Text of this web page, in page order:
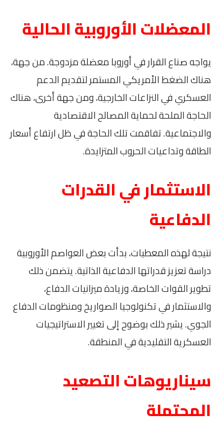
المعضلات الأوروبية الحالية
يواجه صناع القرار في أوروبا معضلة مزدوجة. من جهة،
هناك الضغط الأمريكي المستمر لتقديم الدعم
العسكري في النزاعات الخارجية، ومن جهة أخرى، هناك
الحاجة الملحة لحماية المصالح الاقتصادية
والاجتماعية. تفاقمت تلك الحاجة في ظل ارتفاع أسعار
الطاقة وتداعيات الحروب المتزايدة.
الاستثمار في القدرات
الدفاعية
نتيجة لهذه المعطيات، بدأت بعض العواصم الأوروبية
دراسة تعزيز قدراتها الدفاعية الذاتية. يتضمن ذلك
تطوير القوات الخاصة، وزيادة ميزانيات الدفاع،
والاستثمار في تكنولوجيا الصواريخ ومنظومات الدفاع
الجوي. يشير ذلك بوضوح إلى تغيير الاستراتيجيات
العسكرية التقليدية في المنطقة.
سيناريوهات التصعيد
المحتملة